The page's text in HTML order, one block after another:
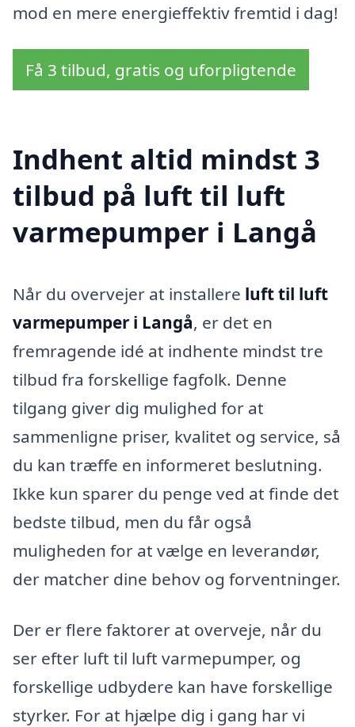
mod en mere energieffektiv fremtid i dag!
Få 3 tilbud, gratis og uforpligtende
Indhent altid mindst 3
tilbud på luft til luft
varmepumper i Langå
Når du overvejer at installere luft til luft
varmepumper i Langå, er det en
fremragende idé at indhente mindst tre
tilbud fra forskellige fagfolk. Denne
tilgang giver dig mulighed for at
sammenligne priser, kvalitet og service, så
du kan træffe en informeret beslutning.
Ikke kun sparer du penge ved at finde det
bedste tilbud, men du får også
muligheden for at vælge en leverandør,
der matcher dine behov og forventninger.
Der er flere faktorer at overveje, når du
ser efter luft til luft varmepumper, og
forskellige udbydere kan have forskellige
styrker. For at hjælpe dig i gang har vi